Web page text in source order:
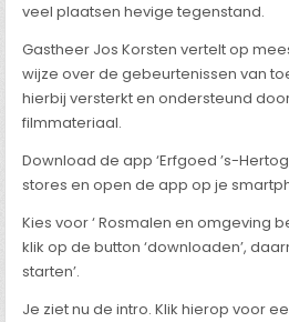
veel plaatsen hevige tegenstand.
Gastheer Jos Korsten vertelt op
wijze over de gebeurtenissen van
hierbij versterkt en ondersteund
filmmateriaal.
Download de app ‘Erfgoed ’s-
stores en open de app op je
Kies voor ‘ Rosmalen en omgeving
klik op de button ‘downloaden’,
starten’.
Je ziet nu de intro. Klik hierop voor